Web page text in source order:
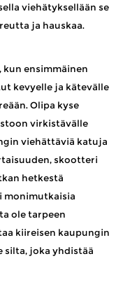
viehätyksellään se
ja hauskaa.
ensimmäinen
kevyelle ja kätevälle
Olipa kyse
virkistävälle
viehättäviä katuja
skootteri
hetkestä
monimutkaisia
ole tarpeen
kiireisen kaupungin
silta, joka yhdistää